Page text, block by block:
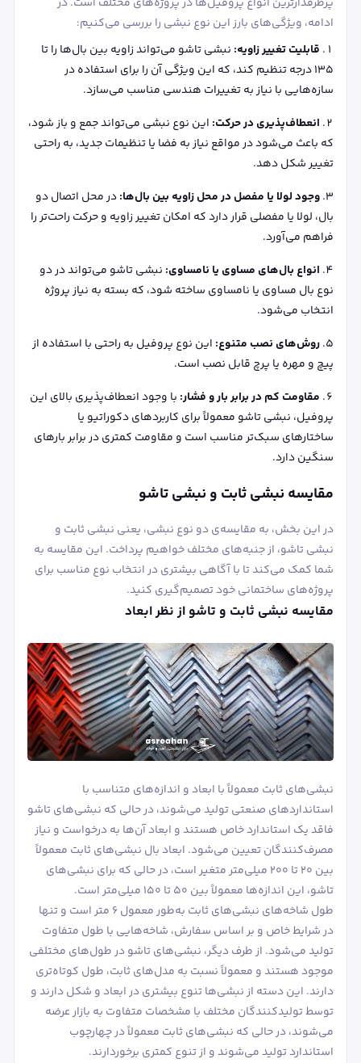
ادامه، ویژگی‌های بارز این نوع نبشی را بررسی می‌کنیم:
قابلیت تغییر زاویه: نبشی تاشو می‌تواند زاویه بین بال‌ها را تا
۱۳۵ درجه تنظیم کند، که این ویژگی آن را برای استفاده در
سازه‌هایی با نیاز به تغییرات هندسی مناسب می‌سازد.
انعطاف‌پذیری در حرکت: این نوع نبشی می‌تواند جمع و باز شود،
که باعث می‌شود در مواقع نیاز به فضا یا تنظیمات جدید، به راحتی
تغییر شکل دهد.
وجود لولا یا مفصل در محل زاویه بین بال‌ها:در محل اتصال دو
بال، لولا یا مفصلی قرار دارد که امکان تغییر زاویه و حرکت راحت‌تر را
فراهم می‌آورد.
انواع بال‌های مساوی یا نامساوی: نبشی تاشو می‌تواند در دو
نوع بال مساوی یا نامساوی ساخته شود، که بسته به نیاز پروژه
انتخاب می‌شود.
روش‌های نصب متنوع: این نوع پروفیل به راحتی با استفاده از
پیچ و مهره یا پرچ قابل نصب است.
مقاومت کم در برابر بار و فشار: با وجود انعطاف‌پذیری بالای این
پروفیل، نبشی تاشو معمولاً برای کاربردهای دکوراتیو یا
ساختارهای سبک‌تر مناسب است و مقاومت کمتری در برابر بارهای
سنگین دارد.
مقایسه‌ نبشی ثابت و نبشی تاشو
در این بخش، به مقایسه‌ی دو نوع نبشی، یعنی نبشی ثابت و
نبشی تاشو، از جنبه‌های مختلف خواهیم پرداخت. این مقایسه به
شما کمک می‌کند تا با آگاهی بیشتری در انتخاب نوع مناسب برای
پروژه‌های ساختمانی خود تصمیم‌گیری کنید.
مقایسه نبشی ثابت و تاشو از نظر ابعاد
نبشی‌های ثابت معمولاً با ابعاد و اندازه‌های متناسب با
استانداردهای صنعتی تولید می‌شوند، در حالی که نبشی‌های تاشو
فاقد یک استاندارد خاص هستند و ابعاد آن‌ها به درخواست و نیاز
مصرف‌کنندگان تعیین می‌شود. ابعاد بال نبشی‌های ثابت معمولاً
بین ۲۰ تا ۲۰۰ میلی‌متر متغیر است، در حالی که برای نبشی‌های
تاشو، این اندازه‌ها معمولاً بین ۵۰ تا ۱۵۰ میلی‌متر است.
طول شاخه‌های نبشی‌های ثابت به‌طور معمول ۶ متر است و تنها
در شرایط خاص و بر اساس سفارش، شاخه‌هایی با طول متفاوت
تولید می‌شود. از طرف دیگر، نبشی‌های تاشو در طول‌های مختلفی
موجود هستند و معمولاً نسبت به مدل‌های ثابت، طول کوتاه‌تری
دارند. این دسته از نبشی‌ها تنوع بیشتری در ابعاد و شکل دارند و
توسط تولیدکنندگان مختلف با مشخصات متفاوت به بازار عرضه
می‌شوند، در حالی که نبشی‌های ثابت معمولاً در چهارچوب
استاندارد تولید می‌شوند و از تنوع کمتری برخوردارند.